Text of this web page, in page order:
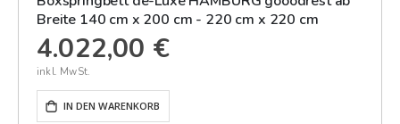
Breite 140 cm x 200 cm - 220 cm x 220 cm
4.022,00 €
IN DEN WARENKORB